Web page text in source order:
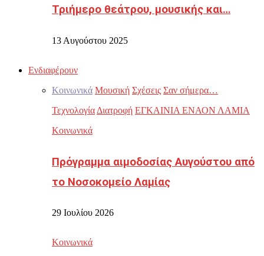
Τριήμερο θεάτρου, μουσικής και…
13 Αυγούστου 2025
Ενδιαφέρουν
Κοινωνικά Μουσική Σχέσεις Σαν σήμερα…
Τεχνολογία Διατροφή ΕΓΚΑΙΝΙΑ ΕΝΑΟΝ ΛΑΜΙΑ
Κοινωνικά
Πρόγραμμα αιμοδοσίας Αυγούστου από
το Νοσοκομείο Λαμίας
29 Ιουλίου 2026
Κοινωνικά